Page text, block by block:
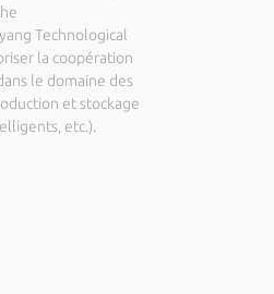
Technological
la coopération
le domaine des
et stockage
etc.).